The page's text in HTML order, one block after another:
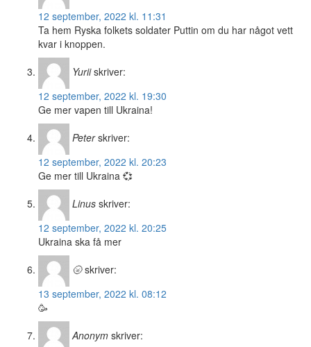
12 september, 2022 kl. 11:31
Ta hem Ryska folkets soldater Puttin om du har något vett
kvar i knoppen.
Yurii skriver:
12 september, 2022 kl. 19:30
Ge mer vapen till Ukraina!
Peter skriver:
12 september, 2022 kl. 20:23
Ge mer till Ukraina 💞
Linus skriver:
12 september, 2022 kl. 20:25
Ukraina ska få mer
🌝 skriver:
13 september, 2022 kl. 08:12
🥳
Anonym skriver: